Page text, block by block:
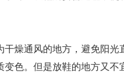
干燥通风的地方，避免阳
色。但是放鞋的地方又不